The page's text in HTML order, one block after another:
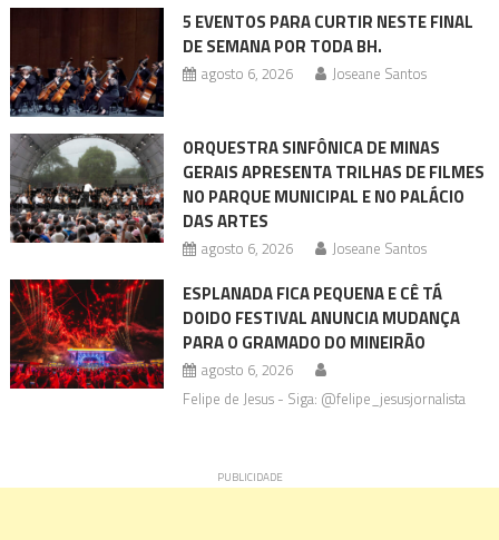
5 EVENTOS PARA CURTIR NESTE FINAL
DE SEMANA POR TODA BH.
agosto 6, 2026 Joseane Santos
ORQUESTRA SINFÔNICA DE MINAS
GERAIS APRESENTA TRILHAS DE FILMES
NO PARQUE MUNICIPAL E NO PALÁCIO
DAS ARTES
agosto 6, 2026 Joseane Santos
ESPLANADA FICA PEQUENA E CÊ TÁ
DOIDO FESTIVAL ANUNCIA MUDANÇA
PARA O GRAMADO DO MINEIRÃO
agosto 6, 2026
Felipe de Jesus - Siga: @felipe_jesusjornalista